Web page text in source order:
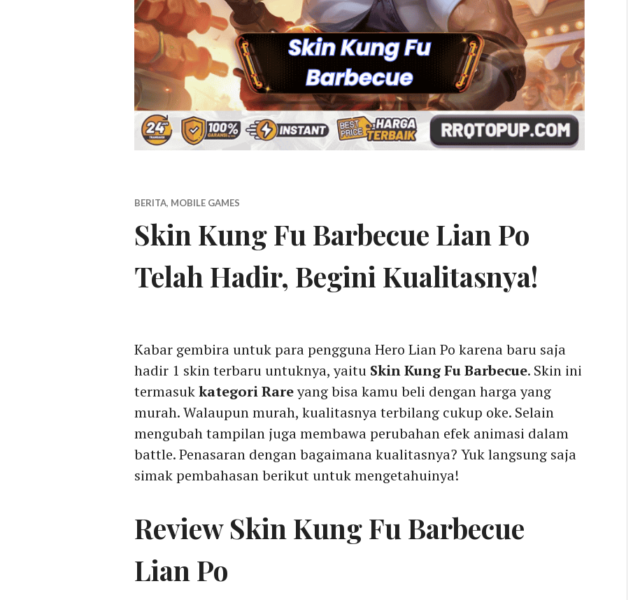
BERITA, MOBILE GAMES
Skin Kung Fu Barbecue Lian Po
Telah Hadir, Begini Kualitasnya!
Kabar gembira untuk para pengguna Hero Lian Po karena baru saja
hadir 1 skin terbaru untuknya, yaitu Skin Kung Fu Barbecue. Skin ini
termasukkategori Rareyang bisa kamu beli dengan harga yang
murah. Walaupun murah, kualitasnya terbilang cukup oke. Selain
mengubah tampilan juga membawa perubahan efek animasi dalam
battle. Penasaran dengan bagaimana kualitasnya? Yuk langsung saja
simak pembahasan berikut untuk mengetahuinya!
Review Skin Kung Fu Barbecue
Lian Po